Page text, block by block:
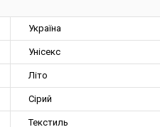
Україна
Унісекс
Літо
Сірий
Текстиль